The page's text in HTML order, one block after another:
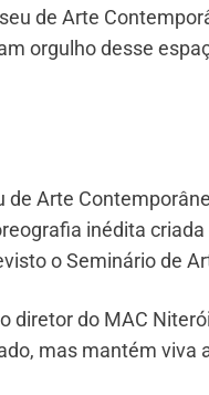
de Arte
orgulho desse
Arte
inédita
o Seminário de
diretor do MAC
mas mantém viva